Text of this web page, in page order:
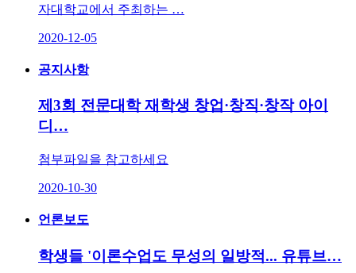
자대학교에서 주최하는 …
2020-12-05
공지사항
제3회 전문대학 재학생 창업·창직·창작 아이
디…
첨부파일을 참고하세요
2020-10-30
언론보도
학생들 '이론수업도 무성의 일방적... 유튜브…